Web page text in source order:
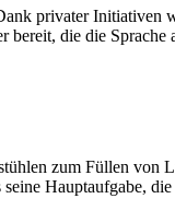
privater Initiativen
die die
zum Füllen von
Hauptaufgabe,